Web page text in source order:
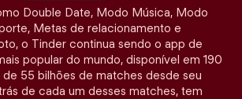
Double Date, Modo Música, Modo
Metas de relacionamento e
o Tinder continua sendo o app de
popular do mundo, disponível em 190
de 55 bilhões de matches desde seu
de cada um desses matches, tem